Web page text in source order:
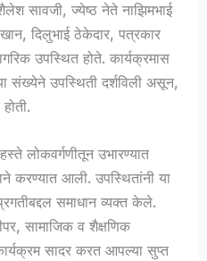
सावजी, ज्येष्ठ नेते नाझिमभाई
दिलुभाई ठेकेदार, पत्रकार
उपस्थित होते. कार्यक्रमास
संख्येने उपस्थिती दर्शविली असून,
लोकवर्गणीतून उभारण्यात
करण्यात आली. उपस्थितांनी या
समाधान व्यक्त केले.
सामाजिक व शैक्षणिक
सादर करत आपल्या सुप्त